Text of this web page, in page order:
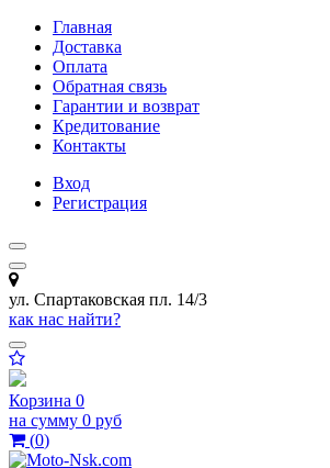
Главная
Доставка
Оплата
Обратная связь
Гарантии и возврат
Кредитование
Контакты
Вход
Регистрация
ул. Спартаковская пл. 14/3
как нас найти?
Корзина 0
на сумму 0 руб
(0)